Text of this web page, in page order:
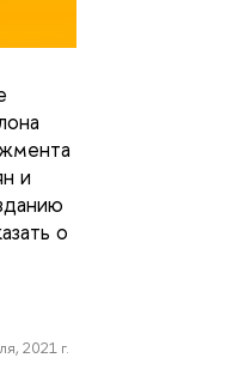
и
о
2021 г.